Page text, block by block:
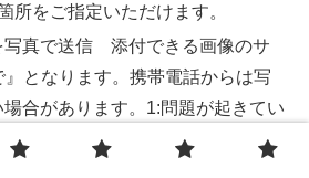
所をご指定いただけます。
写真で送信 添付できる画像のサ
となります。携帯電話からは写
合があります。1:問題が起きてい
写真 2:問題が起きている部分の
の品番・型名がわかる写真